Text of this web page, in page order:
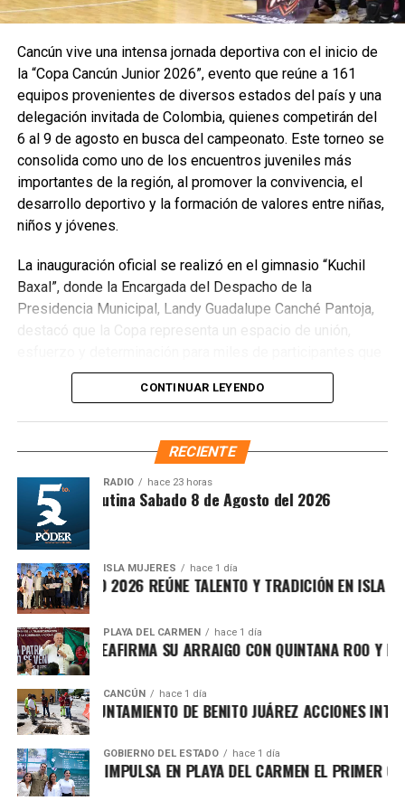
Recibe las noticias al instante
Únete al canal oficial de WhatsApp de
Quinto Poder
y recibe las noticias más
importantes de Quintana Roo directamente
en tu teléfono.
Unirme al canal de WhatsApp
Cancún vive una intensa jornada deportiva con el inicio de
la “Copa Cancún Junior 2026”, evento que reúne a 161
equipos provenientes de diversos estados del país y una
delegación invitada de Colombia, quienes competirán del
6 al 9 de agosto en busca del campeonato. Este torneo se
consolida como uno de los encuentros juveniles más
importantes de la región, al promover la convivencia, el
desarrollo deportivo y la formación de valores entre niñas,
niños y jóvenes.
La inauguración oficial se realizó en el gimnasio “Kuchil
Baxal”, donde la Encargada del Despacho de la
Presidencia Municipal, Landy Guadalupe Canché Pantoja,
destacó que la Copa representa un espacio de unión,
encuentran en el deporte una oportunidad de crecimiento
personal. Subrayó que la administración municipal impulsa
acciones que fortalecen el bienestar y las oportunidades
para la juventud, reconociendo el papel fundamental de
madres, padres, entrenadores y organizadores en la
formación de mejores ciudadanos.
El director general del Instituto de la Cultura Física y
Deporte, Alejandro Luna López, agradeció la confianza de
las familias y resaltó que el voleibol es una disciplina que
cancha. Invitó a las y los jugadores a competir con entrega,
defender sus colores y disfrutar cada punto como parte
CONTINUAR LEYENDO
RECIENTE
RADIO hace 23 horas
Síntesis Matutina Sabado 8 de Agosto del 2026
ISLA MUJERES hace 1 día
ISLEÑO 2026 REÚNE TALENTO Y TRADICIÓN EN ISLA
PLAYA DEL CARMEN hace 1 día
MARÍN REAFIRMA SU ARRAIGO CON QUINTANA ROO Y
CANCÚN hace 1 día
AYUNTAMIENTO DE BENITO JUÁREZ ACCIONES
GOBIERNO DEL ESTADO hace 1 día
LEZAMA IMPULSA EN PLAYA DEL CARMEN EL PRIMER